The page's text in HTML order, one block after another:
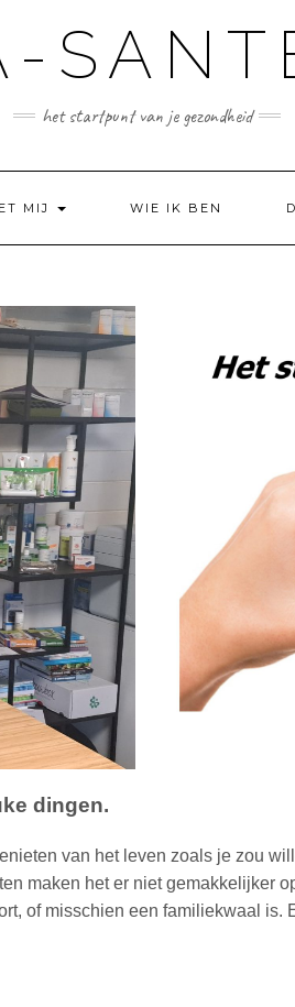
het startpunt van je gezondheid
MIJ WIE IK BEN
dingen.
van het leven zoals je zou
maken het er niet gemakkelijker
of misschien een familiekwaal